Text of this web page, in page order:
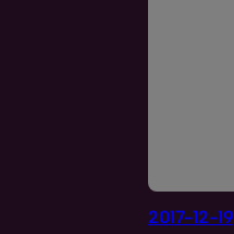
2017-12-19